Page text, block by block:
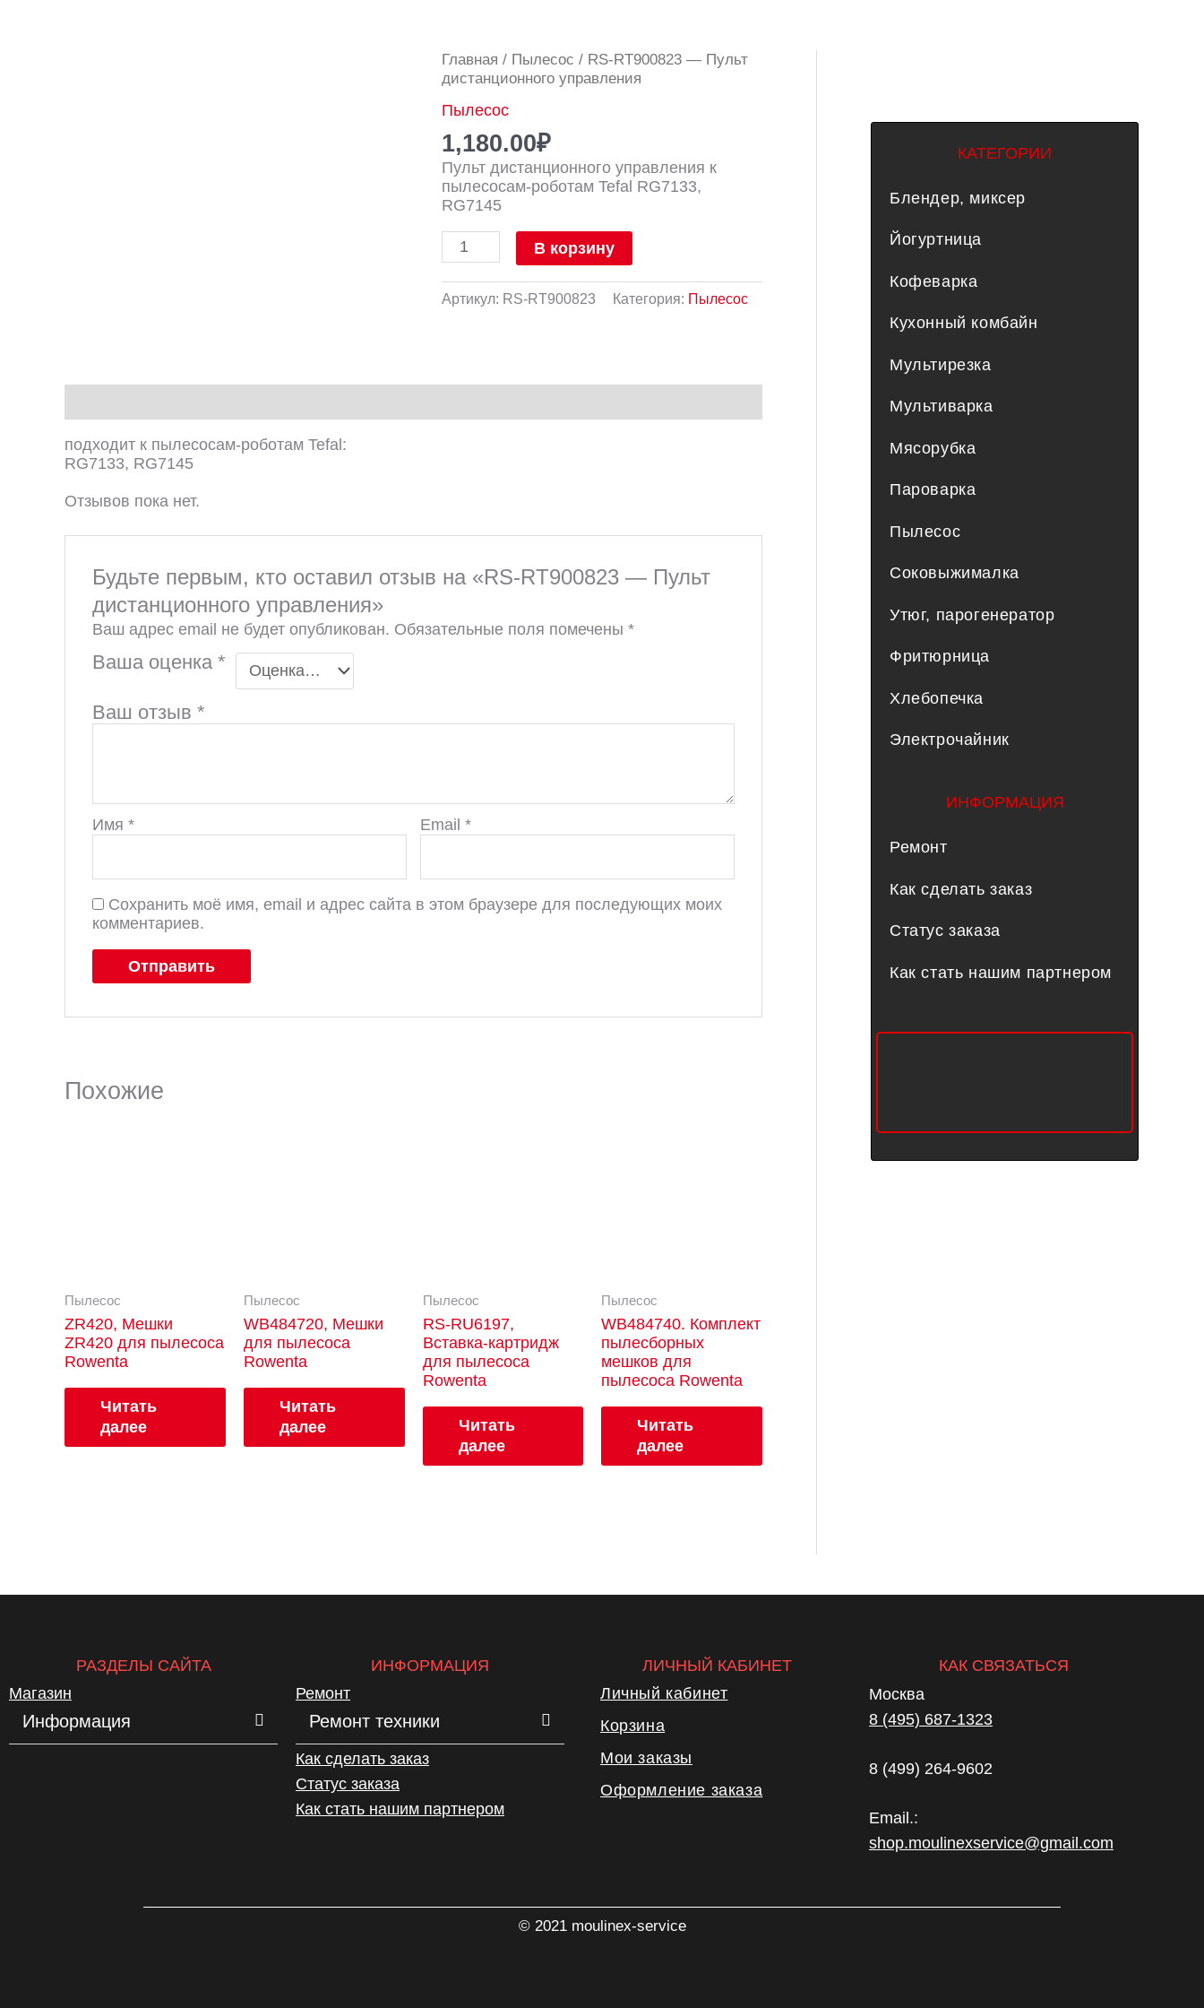
Главная / Пылесос / RS-RT900823 — Пульт
дистанционного управления
Пылесос
1,180.00₽
Пульт дистанционного управления к
пылесосам-роботам Tefal RG7133,
RG7145
Количество
товара
RT900823
-
Пульт
дистанционного
управления
В корзину
Артикул: RS-RT900823 Категория: Пылесос
подходит к пылесосам-роботам Tefal:
RG7133, RG7145
Отзывов пока нет.
Будьте первым, кто оставил отзыв на «RS-RT900823 — Пульт
дистанционного управления»
Ваш адрес email не будет опубликован. Обязательные поля помечены*
Ваша оценка*
Ваш отзыв*
Имя* Email *
Сохранить моё имя, email и адрес сайта в этом браузере для последующих моих
комментариев.
Похожие
Пылесос
ZR420, Мешки
ZR420 для пылесоса
Rowenta
Читать
далее
Пылесос
WB484720, Мешки
для пылесоса
Rowenta
Читать
далее
Пылесос
RS-RU6197,
Вставка-картридж
для пылесоса
Rowenta
Читать
далее
Пылесос
WB484740. Комплект
пылесборных
мешков для
пылесоса Rowenta
Читать
далее
КАТЕГОРИИ
Блендер, миксер
Йогуртница
Кофеварка
Кухонный комбайн
Мультирезка
Мультиварка
Мясорубка
Пароварка
Пылесос
Соковыжималка
Утюг, парогенератор
Фритюрница
Хлебопечка
Электрочайник
ИНФОРМАЦИЯ
Ремонт
Как сделать заказ
Статус заказа
Как стать нашим партнером
РАЗДЕЛЫ САЙТА
Магазин
Информация
ИНФОРМАЦИЯ
Ремонт
Ремонт техники
Как сделать заказ
Статус заказа
Как стать нашим партнером
ЛИЧНЫЙ КАБИНЕТ
Личный кабинет
Корзина
Мои заказы
Оформление заказа
КАК СВЯЗАТЬСЯ
Москва
8 (495) 687-1323
8 (499) 264-9602
Email.:
shop.moulinexservice@gmail.com
© 2021 moulinex-service